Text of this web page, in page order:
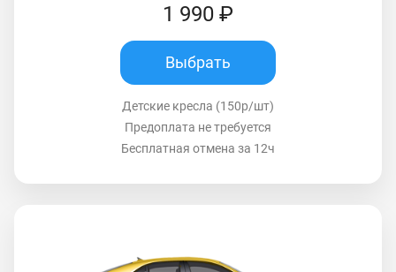
1 990 ₽
Выбрать
Детские кресла (150р/шт)
Предоплата не требуется
Бесплатная отмена за 12ч